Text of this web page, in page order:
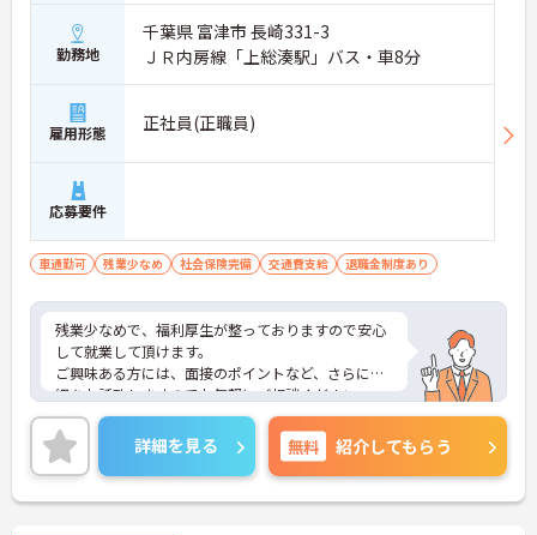
勤務地
千葉県 富津市 長崎331-3
ＪＲ内房線「上総湊駅」バス・車8分
雇用形態 正社員(正職員)
応募要件
車通勤可 残業少なめ 社会保険完備 交通費支給 退職金制度あり
残業少なめで、福利厚生が整っておりますので安心
して就業して頂けます。
ご興味ある方には、面接のポイントなど、さらに詳
細をお話致しますのでお気軽にご相談ください。
詳細を見る 無料 紹介してもらう